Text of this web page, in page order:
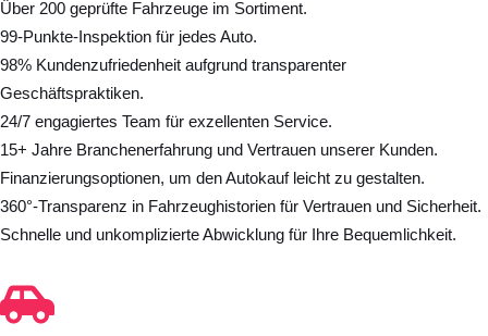
Über 200 geprüfte Fahrzeuge im Sortiment.
99-Punkte-Inspektion für jedes Auto.
98% Kundenzufriedenheit aufgrund transparenter
Geschäftspraktiken.
24/7 engagiertes Team für exzellenten Service.
15+ Jahre Branchenerfahrung und Vertrauen unserer Kunden.
Finanzierungsoptionen, um den Autokauf leicht zu gestalten.
360°-Transparenz in Fahrzeughistorien für Vertrauen und Sicherheit.
Schnelle und unkomplizierte Abwicklung für Ihre Bequemlichkeit.